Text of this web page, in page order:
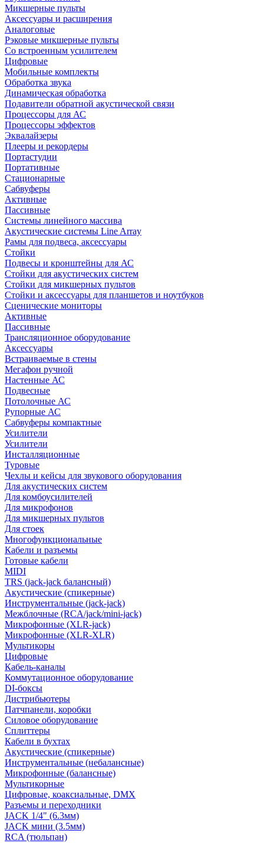
Микшерные пульты
Аксессуары и расширения
Аналоговые
Рэковые микшерные пульты
Со встроенным усилителем
Цифровые
Мобильные комплекты
Обработка звука
Динамическая обработка
Подавители обратной акустической связи
Процессоры для АС
Процессоры эффектов
Эквалайзеры
Плееры и рекордеры
Портастудии
Портативные
Стационарные
Сабвуферы
Активные
Пассивные
Системы линейного массива
Акустические системы Line Array
Рамы для подвеса, аксессуары
Стойки
Подвесы и кронштейны для АС
Стойки для акустических систем
Стойки для микшерных пультов
Стойки и аксессуары для планшетов и ноутбуков
Сценические мониторы
Активные
Пассивные
Трансляционное оборудование
Аксессуары
Встраиваемые в стены
Мегафон ручной
Настенные АС
Подвесные
Потолочные АС
Рупорные АС
Сабвуферы компактные
Усилители
Усилители
Инсталляционные
Туровые
Чехлы и кейсы для звукового оборудования
Для акустических систем
Для комбоусилителей
Для микрофонов
Для микшерных пультов
Для стоек
Многофункциональные
Кабели и разъемы
Готовые кабели
MIDI
TRS (jack-jack балансный)
Акустические (спикерные)
Инструментальные (jack-jack)
Межблочные (RCA/jack/mini-jack)
Микрофонные (XLR-jack)
Микрофонные (XLR-XLR)
Мультикоры
Цифровые
Кабель-каналы
Коммутационное оборудование
DI-боксы
Дистрибьютеры
Патчпанели, коробки
Силовое оборудование
Сплиттеры
Кабели в бухтах
Акустические (спикерные)
Инструментальные (небалансные)
Микрофонные (балансные)
Мультикорные
Цифровые, коаксиальные, DMX
Разъемы и переходники
JACK 1/4" (6.3мм)
JACK мини (3.5мм)
RCA (тюльпан)